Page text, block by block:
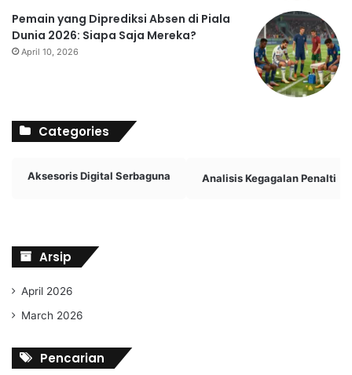
Pemain yang Diprediksi Absen di Piala
Dunia 2026: Siapa Saja Mereka?
April 10, 2026
Categories
Aksesoris Digital Serbaguna Analisis Kegagalan Penalti
Arsip
April 2026
March 2026
Pencarian